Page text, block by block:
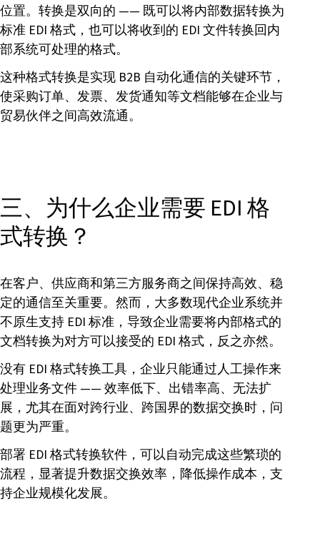
位置。转换是双向的 —— 既可以将内部数据转换为
标准 EDI 格式，也可以将收到的 EDI 文件转换回内
部系统可处理的格式。
这种格式转换是实现 B2B 自动化通信的关键环节，
使采购订单、发票、发货通知等文档能够在企业与
贸易伙伴之间高效流通。
三、为什么企业需要 EDI 格
式转换？
在客户、供应商和第三方服务商之间保持高效、稳
定的通信至关重要。然而，大多数现代企业系统并
不原生支持 EDI 标准，导致企业需要将内部格式的
文档转换为对方可以接受的 EDI 格式，反之亦然。
没有 EDI 格式转换工具，企业只能通过人工操作来
处理业务文件 —— 效率低下、出错率高、无法扩
展，尤其在面对跨行业、跨国界的数据交换时，问
题更为严重。
部署 EDI 格式转换软件，可以自动完成这些繁琐的
流程，显著提升数据交换效率，降低操作成本，支
持企业规模化发展。